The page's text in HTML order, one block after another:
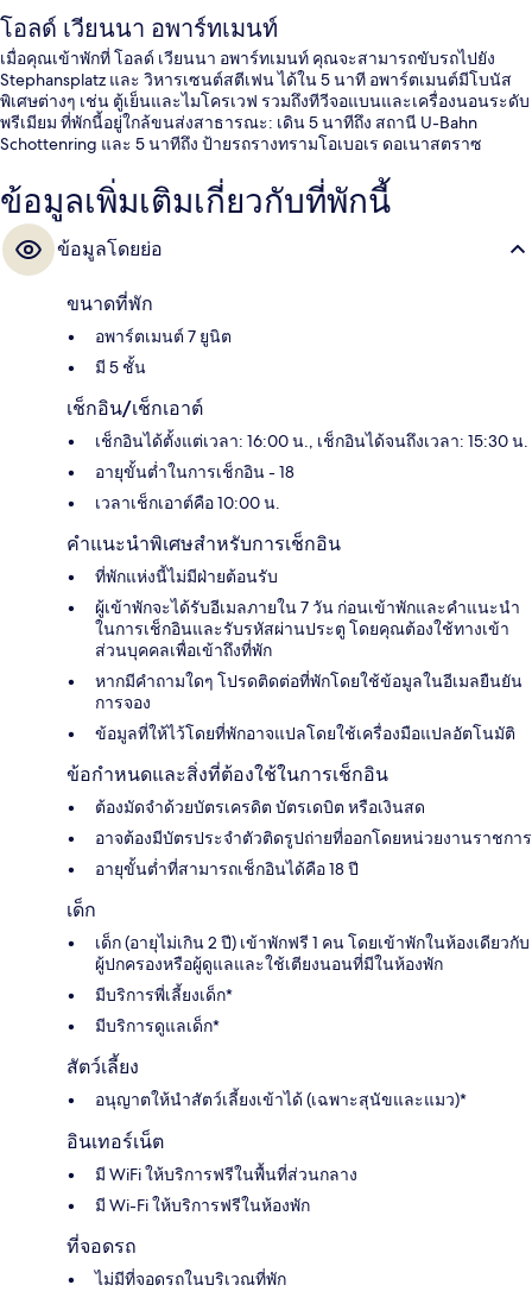
โอลด์ เวียนนา อพาร์ทเมนท์
เมื่อคุณเข้าพักที่ โอลด์ เวียนนา อพาร์ทเมนท์ คุณจะสามารถขับรถไปยัง
Stephansplatz และ วิหารเซนต์สตีเฟน ได้ใน 5 นาที อพาร์ตเมนต์มีโบนัส
พิเศษต่างๆ เช่น ตู้เย็นและไมโครเวฟ รวมถึงทีวีจอแบนและเครื่องนอนระดับ
พรีเมียม ที่พักนี้อยู่ใกล้ขนส่งสาธารณะ: เดิน 5 นาทีถึง สถานี U-Bahn
Schottenring และ 5 นาทีถึง ป้ายรถรางทรามโอเบอเร ดอเนาสตราซ
ข้อมูลเพิ่มเติมเกี่ยวกับที่พักนี้
ข้อมูลโดยย่อ
ขนาดที่พัก
อพาร์ตเมนต์ 7 ยูนิต
มี 5 ชั้น
เช็กอิน/เช็กเอาต์
เช็กอินได้ตั้งแต่เวลา: 16:00 น., เช็กอินได้จนถึงเวลา: 15:30 น.
อายุขั้นต่ำในการเช็กอิน - 18
เวลาเช็กเอาต์คือ 10:00 น.
คำแนะนำพิเศษสำหรับการเช็กอิน
ที่พักแห่งนี้ไม่มีฝ่ายต้อนรับ
ผู้เข้าพักจะได้รับอีเมลภายใน 7 วัน ก่อนเข้าพักและคำแนะนำ
ในการเช็กอินและรับรหัสผ่านประตู โดยคุณต้องใช้ทางเข้า
ส่วนบุคคลเพื่อเข้าถึงที่พัก
หากมีคำถามใดๆ โปรดติดต่อที่พักโดยใช้ข้อมูลในอีเมลยืนยัน
การจอง
ข้อมูลที่ให้ไว้โดยที่พักอาจแปลโดยใช้เครื่องมือแปลอัตโนมัติ
ข้อกำหนดและสิ่งที่ต้องใช้ในการเช็กอิน
ต้องมัดจำด้วยบัตรเครดิต บัตรเดบิต หรือเงินสด
อาจต้องมีบัตรประจำตัวติดรูปถ่ายที่ออกโดยหน่วยงานราชการ
อายุขั้นต่ำที่สามารถเช็กอินได้คือ 18 ปี
เด็ก
เด็ก (อายุไม่เกิน 2 ปี) เข้าพักฟรี 1 คน โดยเข้าพักในห้องเดียวกับ
ผู้ปกครองหรือผู้ดูแลและใช้เตียงนอนที่มีในห้องพัก
มีบริการพี่เลี้ยงเด็ก*
มีบริการดูแลเด็ก*
สัตว์เลี้ยง
อนุญาตให้นำสัตว์เลี้ยงเข้าได้ (เฉพาะสุนัขและแมว)*
อินเทอร์เน็ต
มี WiFi ให้บริการฟรีในพื้นที่ส่วนกลาง
มี Wi-Fi ให้บริการฟรีในห้องพัก
ที่จอดรถ
ไม่มีที่จอดรถในบริเวณที่พัก